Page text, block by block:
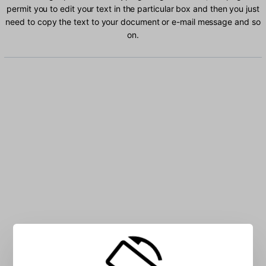
permit you to edit your text in the particular box and then you just
need to copy the text to your document or e-mail message and so
on.
Type Bengali characters into the box: